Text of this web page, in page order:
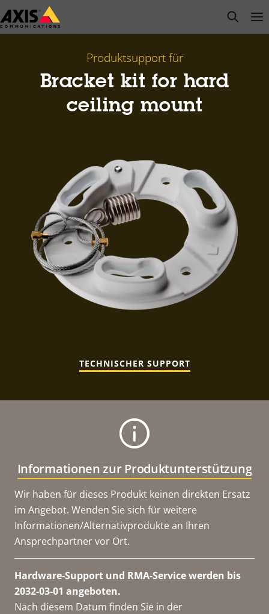
Zum
Hauptinhalt
open
Produktsupport für
Bracket kit for hard
ceiling mount
TECHNISCHER SUPPORT
Informationen zur Produktunterstützung
Wir haben für dieses Produkt keinen direkten Ersatz
im Angebot. Wenden Sie sich für weitere
Informationen/Alternativprodukte an Ihren
Ansprechpartner vor Ort.
Hardware-Support und RMA-Service werden bis
2032-03-01 angeboten.
Nach diesem Datum finden Sie in der